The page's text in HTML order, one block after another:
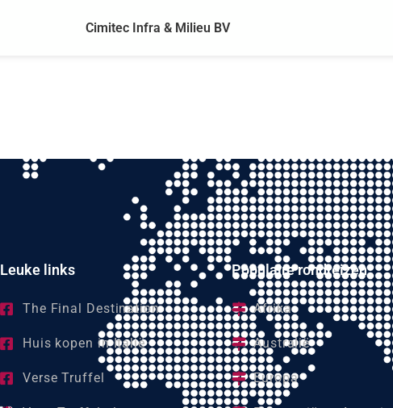
Cimitec Infra & Milieu BV
Leuke links
The Final Destination
Huis kopen in Italië
Verse Truffel
Populaire rondreizen
Afrika
Australië
Europa